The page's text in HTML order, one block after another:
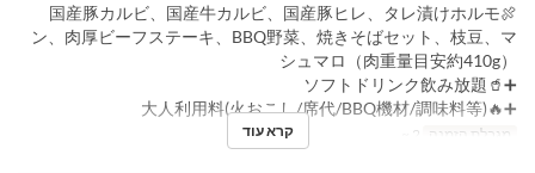
🍖国産豚カルビ、国産牛カルビ、国産豚ヒレ、タレ漬けホルモ
ン、肉厚ビーフステーキ、BBQ野菜、焼きそばセット、枝豆、マ
シュマロ（肉重量目安約410g）
➕🥤ソフトドリンク飲み放題
➕🔥大人利用料(火おこし/席代/BBQ機材/調味料等)
מגבלת הזמנה קרא עוד